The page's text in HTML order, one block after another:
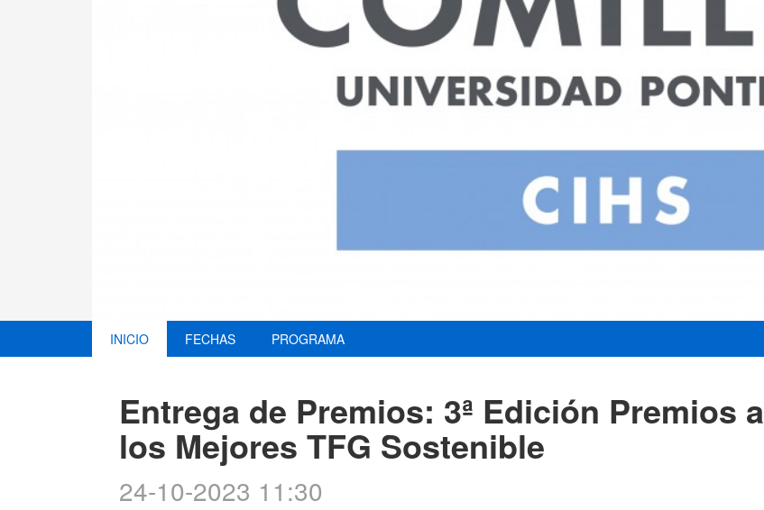
INICIO FECHAS PROGRAMA
Entrega de Premios: 3ª Edición Premios a
los Mejores TFG Sostenible
24-10-2023 11:30